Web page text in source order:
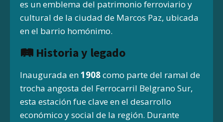
es un emblema del patrimonio ferroviario y
cultural de la ciudad de Marcos Paz, ubicada
en el barrio homónimo.
🛤️ Historia y legado
Inaugurada en1908como parte del ramal de
trocha angosta del Ferrocarril Belgrano Sur,
esta estación fue clave en el desarrollo
económico y social de la región. Durante